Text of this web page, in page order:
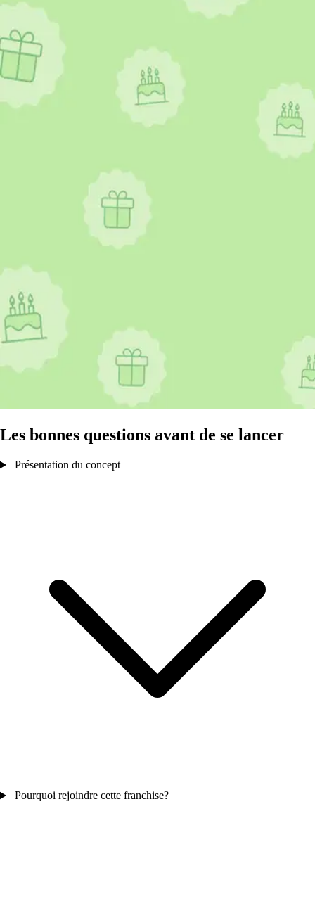
Les bonnes questions avant de se lancer
Présentation du concept
Pourquoi rejoindre cette franchise?